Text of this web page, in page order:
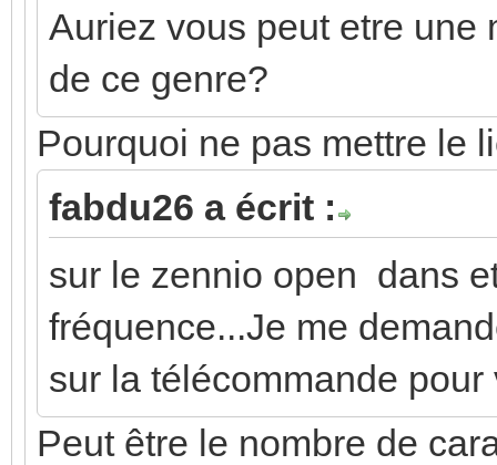
Auriez vous peut etre une
de ce genre?
Pourquoi ne pas mettre le
fabdu26 a écrit :
sur le zennio open dans
fréquence...Je me
sur la télécommande
Peut être le nombre de